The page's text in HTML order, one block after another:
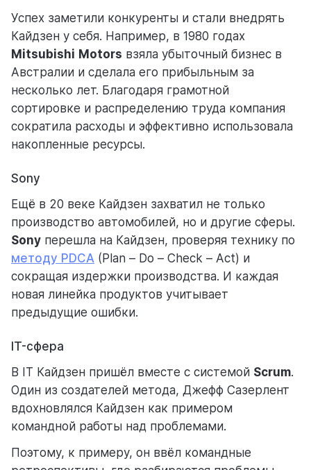
Успех заметили конкуренты и стали внедрять
Кайдзен у себя. Например, в 1980 годах
Mitsubishi Motors взяла убыточный бизнес в
Австралии и сделала его прибыльным за
несколько лет. Благодаря грамотной
сортировке и распределению труда компания
сократила расходы и эффективно использовала
накопленные ресурсы.
Sony
Ещё в 20 веке Кайдзен захватил не только
производство автомобилей, но и другие сферы.
Sony перешла на Кайдзен, проверяя технику по
методу PDCA (Plan – Do – Check – Act) и
сокращая издержки производства. И каждая
новая линейка продуктов учитывает
предыдущие ошибки.
IT-сфера
В IT Кайдзен пришёл вместе с системой Scrum.
Один из создателей метода, Джефф Сазерлент
вдохновлялся Кайдзен как примером
командной работы над проблемами.
Поэтому, к примеру, он ввёл командные